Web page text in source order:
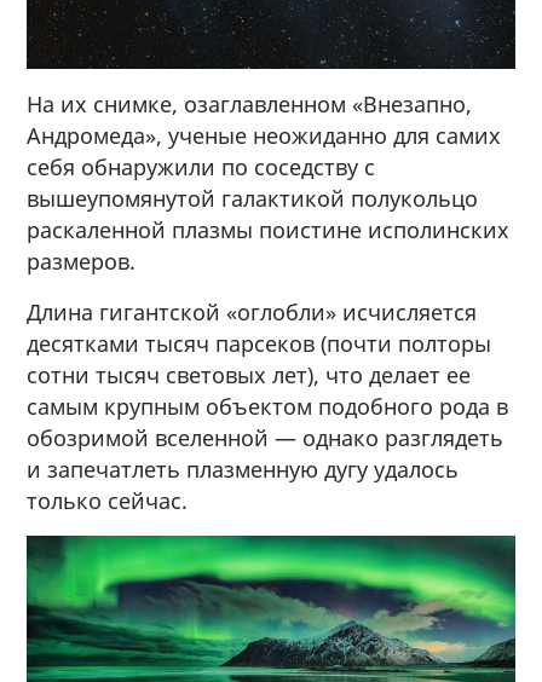
На их снимке, озаглавленном «Внезапно,
Андромеда», ученые неожиданно для самих
себя обнаружили по соседству с
вышеупомянутой галактикой полукольцо
раскаленной плазмы поистине исполинских
размеров.
Длина гигантской «оглобли» исчисляется
десятками тысяч парсеков (почти полторы
сотни тысяч световых лет), что делает ее
самым крупным объектом подобного рода в
обозримой вселенной — однако разглядеть
и запечатлеть плазменную дугу удалось
только сейчас.